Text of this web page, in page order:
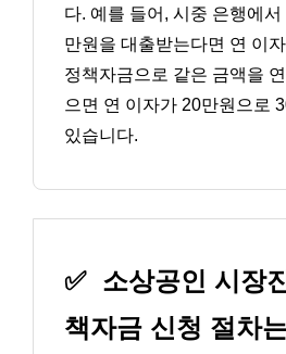
다. 예를 들어, 시중 은행에
만원을 대출받는다면 연 이
정책자금으로 같은 금액을
으면 연 이자가 20만원으로
있습니다.
✅ 소상공인 시장
책자금 신청 절차